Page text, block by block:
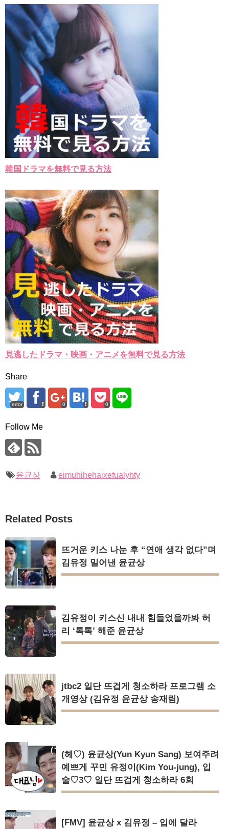
韓国ドラマを無料で見る方法
見逃したドラマ・映画・アニメを無料で見る方法
Share
error 0 0
Follow Me
윤균상 eimuhihehaixefualyhty
Related Posts
뜨거운 키스 나눈 후 “연애 생각 없다”며
김유정 밀어낸 윤균상
김유정이 키스신 내내 힘들었을까봐 허
리 ‘톡톡’ 해준 윤균상
jtbc2 일단 뜨겁게 청소하라 프로그램 소
개영상 (김유정 윤균상 송재림)
(헤♡) 윤균상(Yun Kyun Sang) 보여주려
예쁘게 꾸민 유정이(Kim You-jung), 입
술♡3♡ 일단 뜨겁게 청소하라 6회
[FMV] 윤균상 x 김유정 – 입에 달라